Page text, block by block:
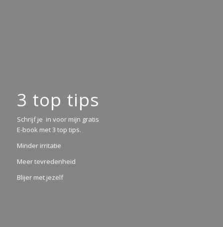
3 top tips
Schrijf je in voor mijn gratis
E-book met 3 top tips.
Minder irritatie
Meer tevredenheid
Blijer met jezelf